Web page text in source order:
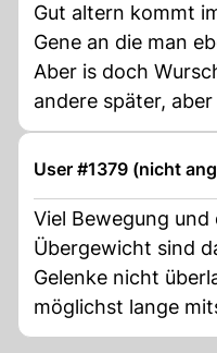
Gut altern kommt
Gene an die man
Aber is doch
andere später,
schlussendlich
flutscht
User #1379 (nicht
Viel Bewegung
Übergewicht sind
Gelenke nicht
möglichst lange
Pflegekräfte (falls